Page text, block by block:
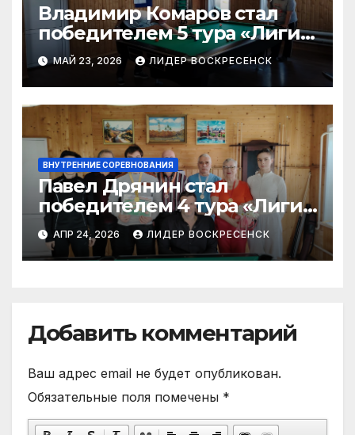
Владимир Комаров стал
победителем 5 тура «Лиги
бильярда-2026»
МАЙ 23, 2026 ЛИДЕР ВОСКРЕСЕНСК
ВНУТРЕННИЕ СОРЕВНОВАНИЯ
Павел Дрянин стал
победителем 4 тура «Лиги
бильярда»
АПР 24, 2026 ЛИДЕР ВОСКРЕСЕНСК
Добавить комментарий
Ваш адрес email не будет опубликован.
Обязательные поля помечены *